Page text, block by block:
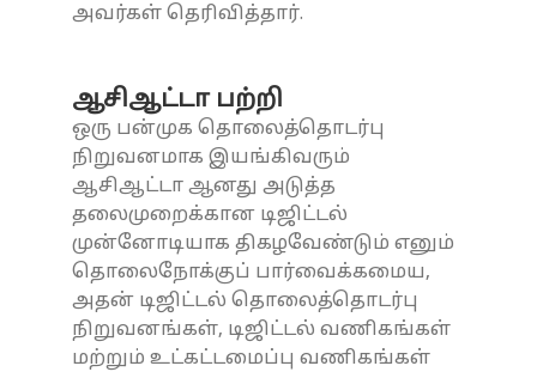
அவர்கள் தெரிவித்தார்.
ஆசிஆட்டா பற்றி
ஒரு பன்முக தொலைத்தொடர்பு
நிறுவனமாக இயங்கிவரும்
ஆசிஆட்டா ஆனது அடுத்த
தலைமுறைக்கான டிஜிட்டல்
முன்னோடியாக திகழவேண்டும் எனும்
தொலைநோக்குப் பார்வைக்கமைய,
அதன் டிஜிட்டல் தொலைத்தொடர்பு
நிறுவனங்கள், டிஜிட்டல் வணிகங்கள்
மற்றும் உட்கட்டமைப்பு வணிகங்கள்